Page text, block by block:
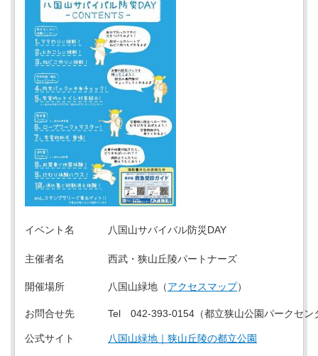
イベント名 八国山サバイバル防災DAY
主催者名 西武・狭山丘陵パートナーズ
開催場所 八国山緑地（ アクセスマップ）
お問合せ先 Tel 042-393-0154（都立狭山公園パークセン
公式サイト 八国山緑地｜狭山丘陵の都立公園